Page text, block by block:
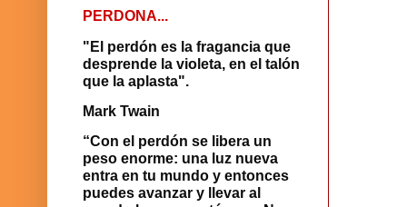
PERDONA...
"El perdón es la fragancia que
desprende la violeta, en el talón
que la aplasta".
Mark Twain
“Con el perdón se libera un
peso enorme: una luz nueva
entra en tu mundo y entonces
puedes avanzar y llevar al